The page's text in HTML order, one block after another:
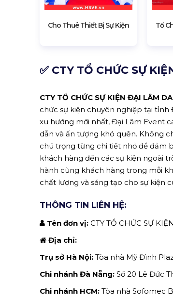
Cho Thuê Thiết Bị Sự Kiện Tổ
✅ CTY TỔ CHỨC SỰ
CTY TỔ CHỨC SỰ KIỆN ĐẠI LÂM
chức sự kiện chuyên nghiệp tại tỉnh
xu hướng mới nhất, Đại Lâm Event
dẫn và ấn tượng khó quên. Không
chú trọng từng chi tiết nhỏ để đảm
khách hàng đến các sự kiện ngoài
hành cùng khách hàng trong mỗi
chất lượng và sáng tạo cho sự kiện
THÔNG TIN LIÊN HỆ:
Tên đơn vị: CTY TỔ CHỨC SỰ
Địa chỉ:
Trụ sở Hà Nội: Tòa nhà Mỹ Đình
Chi nhánh Đà Nẵng: Số 20 Lê Đức
Chi nhánh HCM: Tòa nhà Sofomec